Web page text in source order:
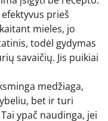
prieš
mieles, jo
todėl gydymas
savaičių. Jis puikiai
medžiaga,
bet ir turi
ypač naudinga, jei